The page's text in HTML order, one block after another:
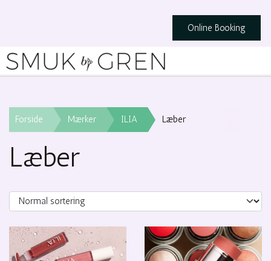
Online Booking
Forside Mærker ILIA Læber
Læber